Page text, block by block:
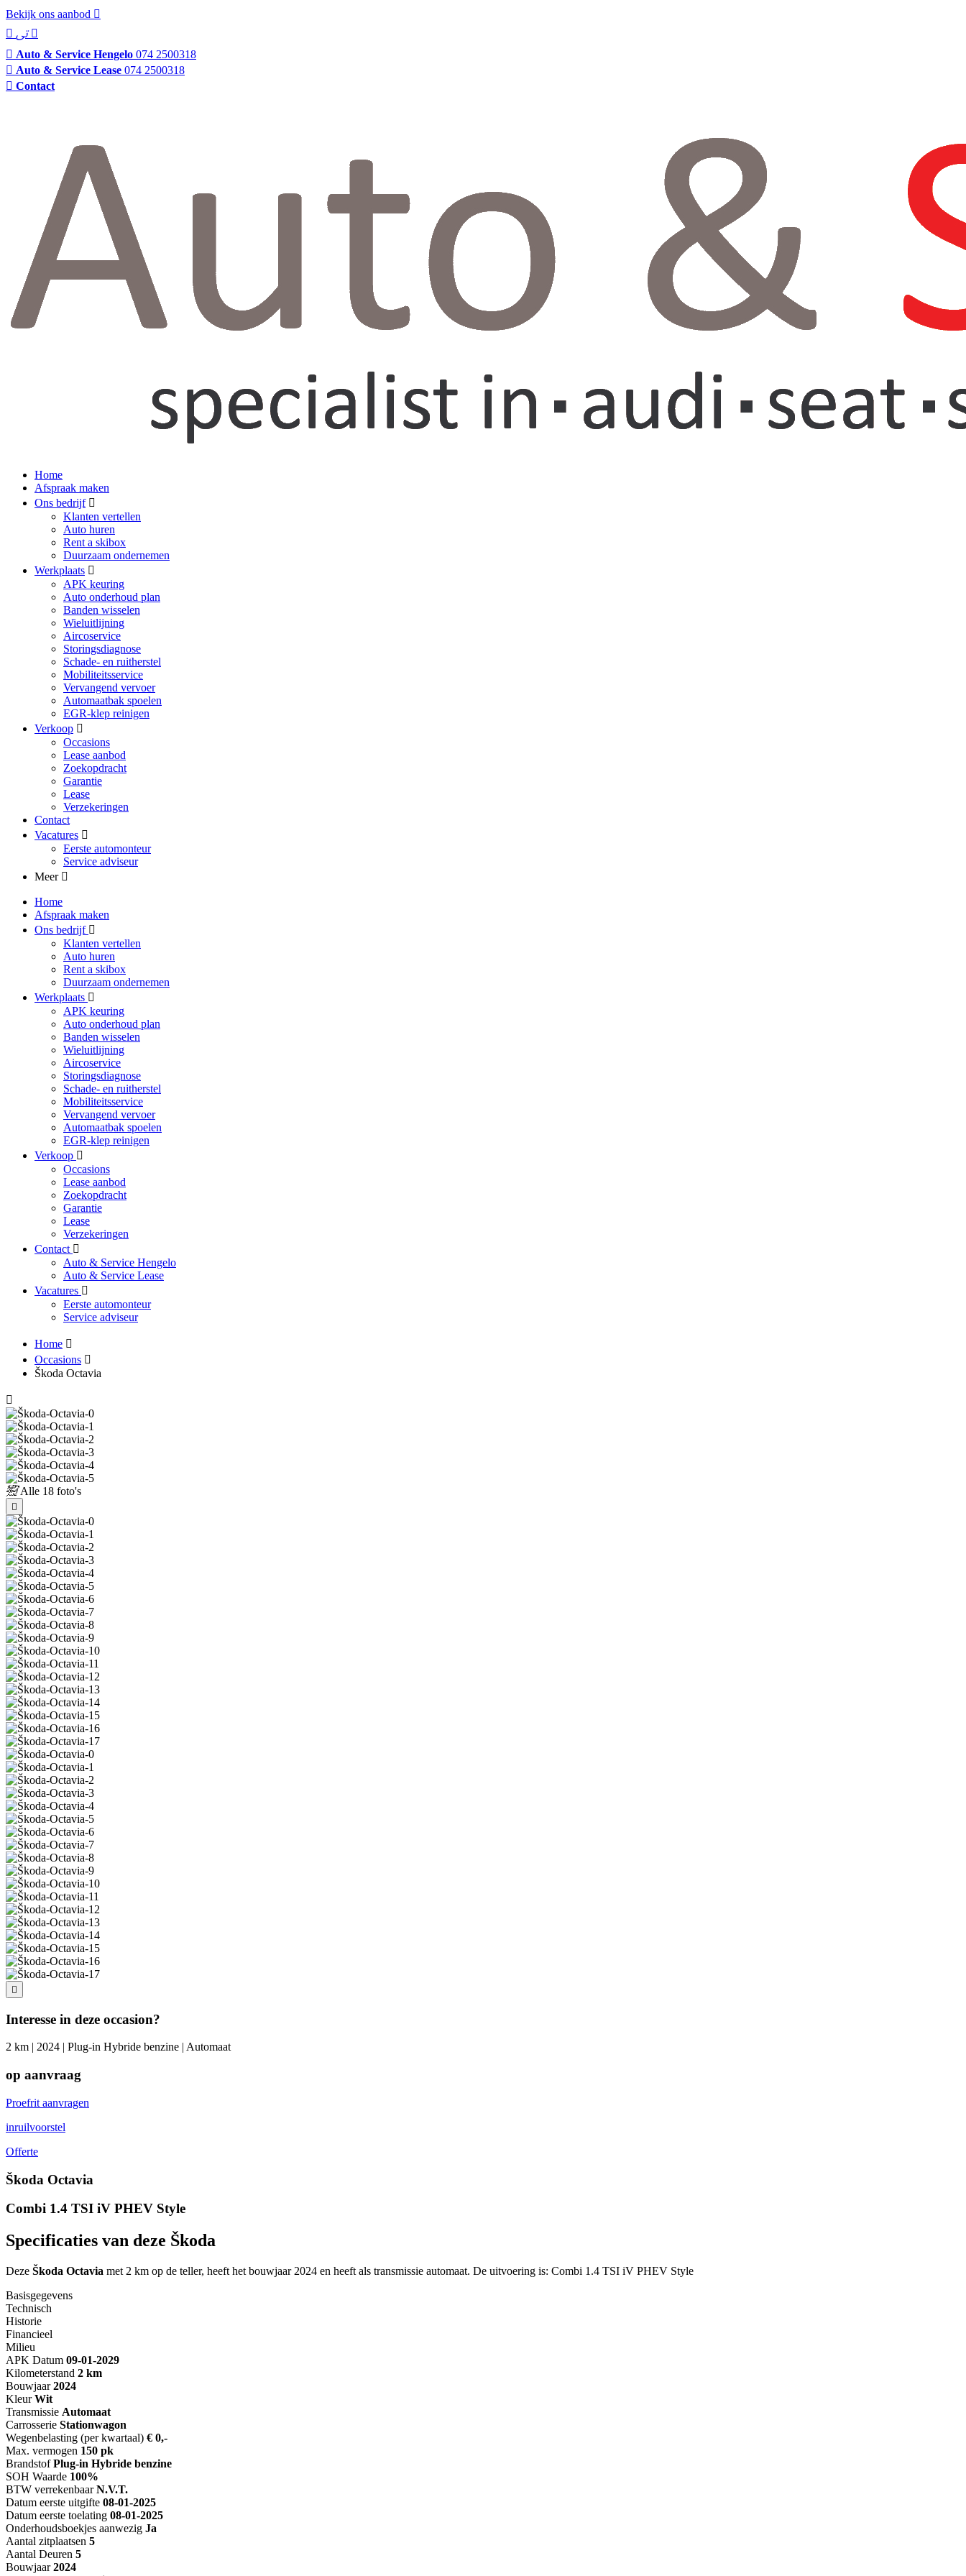
Bekijk ons aanbod
Auto & Service Hengelo 074 2500318
Auto & Service Lease 074 2500318
Contact
Home
Afspraak maken
Ons bedrijf
Klanten vertellen
Auto huren
Rent a skibox
Duurzaam ondernemen
Werkplaats
APK keuring
Auto onderhoud plan
Banden wisselen
Wieluitlijning
Aircoservice
Storingsdiagnose
Schade- en ruitherstel
Mobiliteitsservice
Vervangend vervoer
Automaatbak spoelen
EGR-klep reinigen
Verkoop
Occasions
Lease aanbod
Zoekopdracht
Garantie
Lease
Verzekeringen
Contact
Vacatures
Eerste automonteur
Service adviseur
Meer
Home
Afspraak maken
Ons bedrijf
Klanten vertellen
Auto huren
Rent a skibox
Duurzaam ondernemen
Werkplaats
APK keuring
Auto onderhoud plan
Banden wisselen
Wieluitlijning
Aircoservice
Storingsdiagnose
Schade- en ruitherstel
Mobiliteitsservice
Vervangend vervoer
Automaatbak spoelen
EGR-klep reinigen
Verkoop
Occasions
Lease aanbod
Zoekopdracht
Garantie
Lease
Verzekeringen
Contact
Auto & Service Hengelo
Auto & Service Lease
Vacatures
Eerste automonteur
Service adviseur
Home
Occasions
Škoda Octavia
Alle 18 foto's
Interesse in deze occasion?
2 km | 2024 | Plug-in Hybride benzine | Automaat
op aanvraag
Proefrit aanvragen
inruilvoorstel
Offerte
Škoda Octavia
Combi 1.4 TSI iV PHEV Style
Specificaties van deze Škoda
Deze Škoda Octavia met 2 km op de teller, heeft het bouwjaar 2024 en heeft als transmissie automaat. De uitvoering is: Combi 1.4 TSI iV PHEV Style
Basisgegevens
Technisch
Historie
Financieel
Milieu
APK Datum 09-01-2029
Kilometerstand 2 km
Bouwjaar 2024
Kleur Wit
Transmissie Automaat
Carrosserie Stationwagon
Wegenbelasting (per kwartaal) € 0,-
Max. vermogen 150 pk
Brandstof Plug-in Hybride benzine
SOH Waarde 100%
BTW verrekenbaar N.V.T.
Datum eerste uitgifte 08-01-2025
Datum eerste toelating 08-01-2025
Onderhoudsboekjes aanwezig Ja
Aantal zitplaatsen 5
Aantal Deuren 5
Bouwjaar 2024